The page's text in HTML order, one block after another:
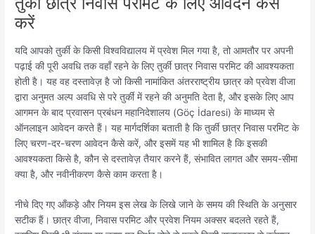
करें
यदि आपको तुर्की के किसी विश्वविद्यालय में प्रवेश मिल गया है, तो आमतौर पर अपनी
पढ़ाई की पूरी अवधि तक वहाँ रहने के लिए तुर्की छात्र निवास परमिट की आवश्यकता
होती है। यह वह दस्तावेज़ है जो किसी नामांकित अंतरराष्ट्रीय छात्र को प्रवेश वीजा
द्वारा अनुमत अल्प अवधि से परे तुर्की में रहने की अनुमति देता है, और इसके लिए आप
आगमन के बाद प्रवासन प्रबंधन महानिदेशालय (Göç İdaresi) के माध्यम से
ऑनलाइन आवेदन करते हैं। यह मार्गदर्शिका बताती है कि तुर्की छात्र निवास परमिट के
लिए चरण-दर-चरण आवेदन कैसे करें, और इसमें यह भी शामिल है कि इसकी
आवश्यकता किसे है, कौन से दस्तावेज़ तैयार करने हैं, संभावित लागत और समय-सीमा
क्या है, और नवीनीकरण कैसे काम करता है।
नीचे दिए गए आँकड़े और नियम इस लेख के लिखे जाने के समय की स्थिति के अनुसार
सटीक हैं। छात्र वीजा, निवास परमिट और प्रवेश नियम अक्सर बदलते रहते हैं,